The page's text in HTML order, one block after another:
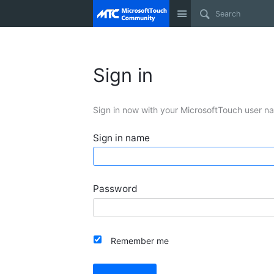
Site
Sign in
Sign in now with your MicrosoftTouch user
Sign in name
Password
Remember me